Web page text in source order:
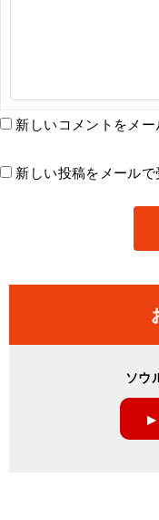
新しいコメントをメー
新しい投稿をメールで
ソウ